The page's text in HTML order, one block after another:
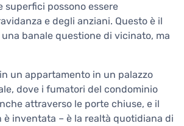
superfici possono essere
e degli anziani. Questo è il
banale questione di vicinato, ma
un appartamento in un palazzo
dove i fumatori del condominio
attraverso le porte chiuse, e il
inventata – è la realtà quotidiana di